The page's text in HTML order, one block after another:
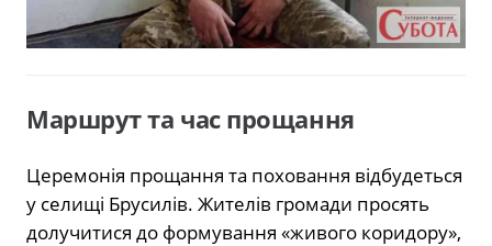
Маршрут та час прощання
Церемонія прощання та поховання відбудеться
у селищі Брусилів. Жителів громади просять
долучитися до формування «живого коридору»,